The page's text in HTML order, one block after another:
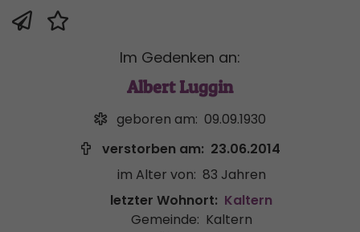
Im Gedenken an:
Albert Luggin
geboren am: 09.09.1930
verstorben am: 23.06.2014
im Alter von: 83 Jahren
letzter Wohnort: Kaltern
Gemeinde: Kaltern